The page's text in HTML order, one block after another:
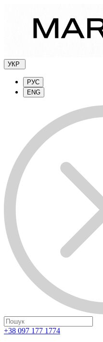
УКР
РУС
ENG
+38 097 177 1774